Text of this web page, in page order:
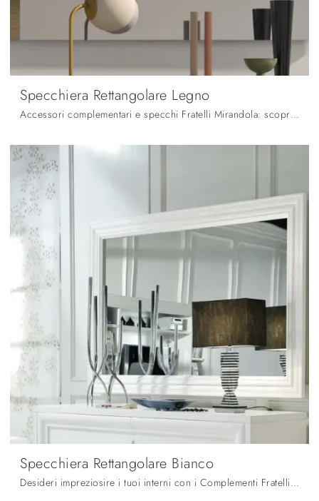
Specchiera Rettangolare Legno
Accessori complementari e specchi Fratelli Mirandola: scopri come arricchire i tuoi spazi moderni con il modello Specchiera Rettangolare Legno.
Specchiera Rettangolare Bianco
Desideri impreziosire i tuoi interni con i Complementi Fratelli Mirandola? Ti presentiamo diversi modelli di specchi in laccato come Specchiera ...